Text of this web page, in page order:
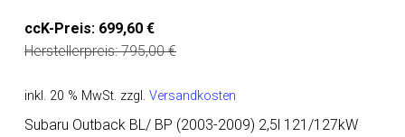
ccK-Preis: 699,60€
Herstellerpreis:795,00€
inkl. 20 % MwSt. zzgl.Versandkosten
Subaru Outback BL/ BP (2003-2009) 2,5l 121/127kW